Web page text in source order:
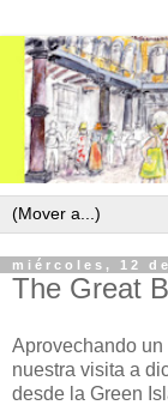
miércoles, 12
The Great
Aprovechando
nuestra visita a
desde la Green